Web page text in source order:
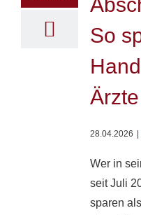
So
28.04.2026 |
Wer in
seit Juli
sparen